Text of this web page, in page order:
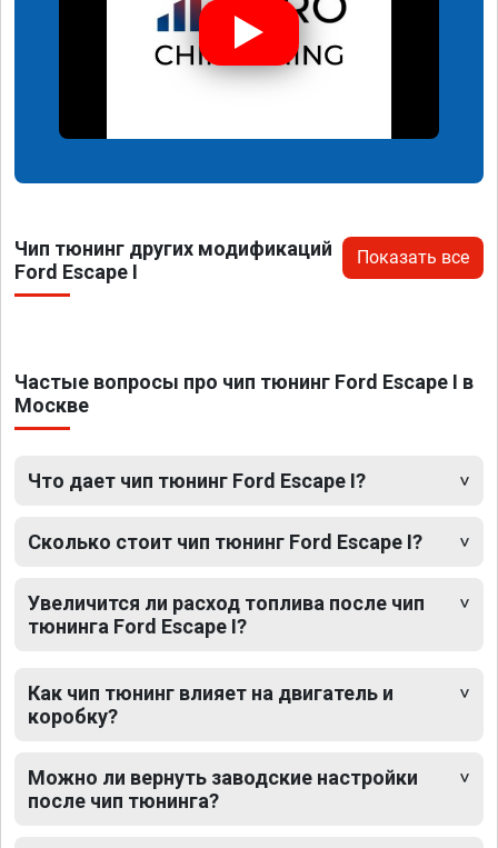
Чип тюнинг других модификаций
Ford Escape I
Показать все
Частые вопросы про чип тюнинг Ford Escape I в
Москве
Что дает чип тюнинг Ford Escape I?
Сколько стоит чип тюнинг Ford Escape I?
Увеличится ли расход топлива после чип
тюнинга Ford Escape I?
Как чип тюнинг влияет на двигатель и
коробку?
Можно ли вернуть заводские настройки
после чип тюнинга?